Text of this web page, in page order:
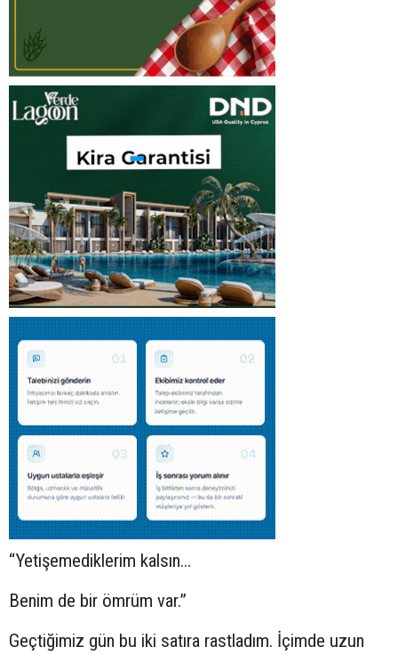
“Yetişemediklerim kalsın…
Benim de bir ömrüm var.”
Geçtiğimiz gün bu iki satıra rastladım. İçimde uzun